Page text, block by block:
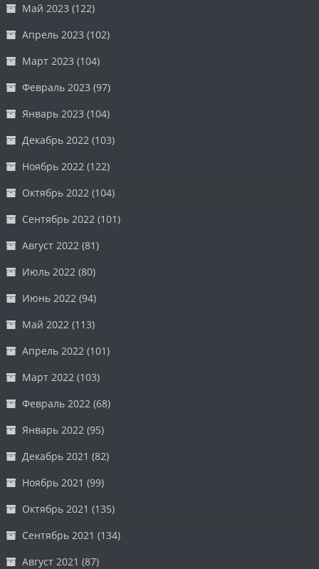
Май 2023 (122)
Апрель 2023 (102)
Март 2023 (104)
Февраль 2023 (97)
Январь 2023 (104)
Декабрь 2022 (103)
Ноябрь 2022 (122)
Октябрь 2022 (104)
Сентябрь 2022 (101)
Август 2022 (81)
Июль 2022 (80)
Июнь 2022 (94)
Май 2022 (113)
Апрель 2022 (101)
Март 2022 (103)
Февраль 2022 (68)
Январь 2022 (95)
Декабрь 2021 (82)
Ноябрь 2021 (99)
Октябрь 2021 (135)
Сентябрь 2021 (134)
Август 2021 (87)